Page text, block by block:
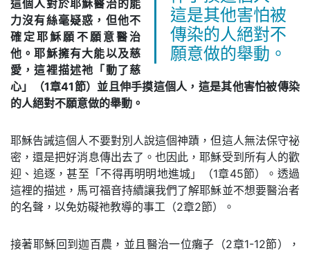
這是其他害怕被
傳染的人絕對不
願意做的舉動。
這個人對於耶穌醫治的能
力沒有絲毫疑惑，但他不
確定耶穌願不願意醫治
他。耶穌擁有大能以及慈
愛，這裡描述祂「動了慈
心」（1章41節）並且伸手摸這個人，這是其他害怕被傳染
的人絕對不願意做的舉動。
耶穌告誡這個人不要對別人說這個神蹟，但這人無法保守祕
密，還是把好消息傳出去了。也因此，耶穌受到所有人的歡
迎、追逐，甚至「不得再明明地進城」（1章45節）。透過
這裡的描述，馬可福音持續讓我們了解耶穌並不想要醫治者
的名聲，以免妨礙祂教導的事工（2章2節）。
接著耶穌回到迦百農，並且醫治一位癱子（2章1-12節），